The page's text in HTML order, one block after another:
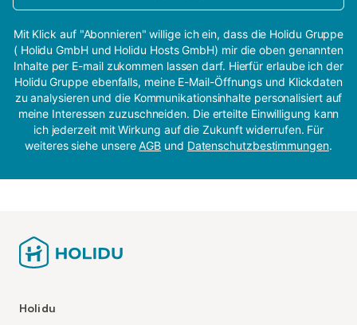
Mit Klick auf "Abonnieren" willige ich ein, dass die Holidu Gruppe
( Holidu GmbH und Holidu Hosts GmbH) mir die oben genannten
Inhalte per E-mail zukommen lassen darf. Hierfür erlaube ich der
Holidu Gruppe ebenfalls, meine E-Mail-Öffnungs und Klickdaten
zu analysieren und die Kommunikationsinhalte personalisiert auf
meine Interessen zuzuschneiden. Die erteilte Einwilligung kann
ich jederzeit mit Wirkung auf die Zukunft widerrufen. Für
weiteres siehe unsereAGB und Datenschutzbestimmungen.
Holidu